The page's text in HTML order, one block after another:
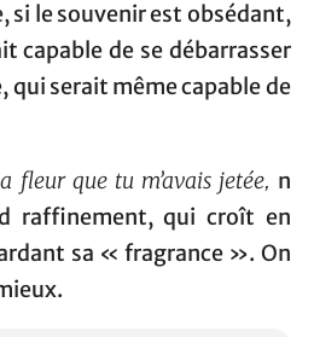
si le souvenir est obsédant,
capable de se débarrasser
qui serait même capable de
fleur que tu m’avais jetée, n
raffinement, qui croît en
sa « fragrance ». On